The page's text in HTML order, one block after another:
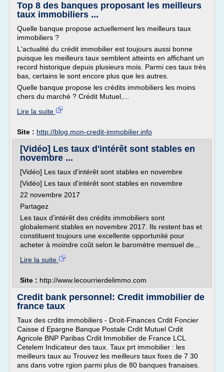
Top 8 des banques proposant les meilleurs
taux immobiliers ...
Quelle banque propose actuellement les meilleurs taux
immobiliers ?
L'actualité du crédit immobilier est toujours aussi bonne
puisque les meilleurs taux semblent atteints en affichant un
record historique depuis plusieurs mois. Parmi ces taux très
bas, certains le sont encore plus que les autres.
Quelle banque propose les crédits immobiliers les moins
chers du marché ? Crédit Mutuel,...
Lire la suite
Site : http://blog.mon-credit-immobilier.info
[Vidéo] Les taux d'intérêt sont stables en
novembre ...
[Vidéo] Les taux d'intérêt sont stables en novembre
[Vidéo] Les taux d'intérêt sont stables en novembre
22 novembre 2017
Partagez
Les taux d'intérêt des crédits immobiliers sont
globalement stables en novembre 2017. Ils restent bas et
constituent toujours une excellente opportunité pour
acheter à moindre coût selon le baromètre mensuel de...
Lire la suite
Site : http://www.lecourrierdelimmo.com
Credit bank personnel: Credit immobilier de
france taux
Taux des crdits immobiliers - Droit-Finances Crdit Foncier
Caisse d Epargne Banque Postale Crdit Mutuel Crdit
Agricole BNP Paribas Crdit Immobilier de France LCL
Cetelem Indicateur des taux. Taux prt immobilier : les
meilleurs taux au Trouvez les meilleurs taux fixes de 7 30
ans dans votre rgion parmi plus de 80 banques franaises.